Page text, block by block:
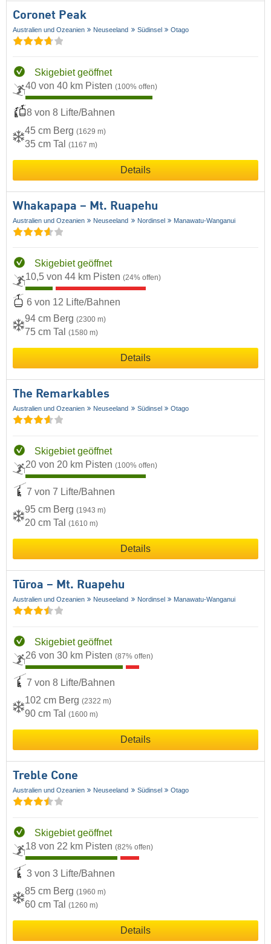
Coronet Peak
Australien und Ozeanien Neuseeland Südinsel Otago
Skigebiet geöffnet
40 von 40 km Pisten (100% offen)
8 von 8 Lifte/Bahnen
45 cm Berg (1629 m)
35 cm Tal (1167 m)
Details
Whakapapa – Mt. Ruapehu
Australien und Ozeanien Neuseeland Nordinsel Manawatu-Wanganui
Skigebiet geöffnet
10,5 von 44 km Pisten (24% offen)
6 von 12 Lifte/Bahnen
94 cm Berg (2300 m)
75 cm Tal (1580 m)
Details
The Remarkables
Australien und Ozeanien Neuseeland Südinsel Otago
Skigebiet geöffnet
20 von 20 km Pisten (100% offen)
7 von 7 Lifte/Bahnen
95 cm Berg (1943 m)
20 cm Tal (1610 m)
Details
Tūroa – Mt. Ruapehu
Australien und Ozeanien Neuseeland Nordinsel Manawatu-Wanganui
Skigebiet geöffnet
26 von 30 km Pisten (87% offen)
7 von 8 Lifte/Bahnen
102 cm Berg (2322 m)
90 cm Tal (1600 m)
Details
Treble Cone
Australien und Ozeanien Neuseeland Südinsel Otago
Skigebiet geöffnet
18 von 22 km Pisten (82% offen)
3 von 3 Lifte/Bahnen
85 cm Berg (1960 m)
60 cm Tal (1260 m)
Details